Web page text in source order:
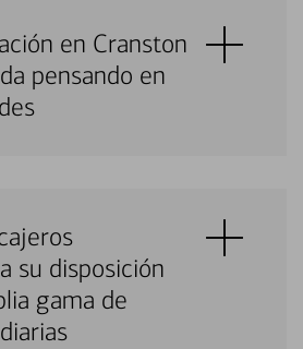
en Cranston
pensando en
su disposición
gama de